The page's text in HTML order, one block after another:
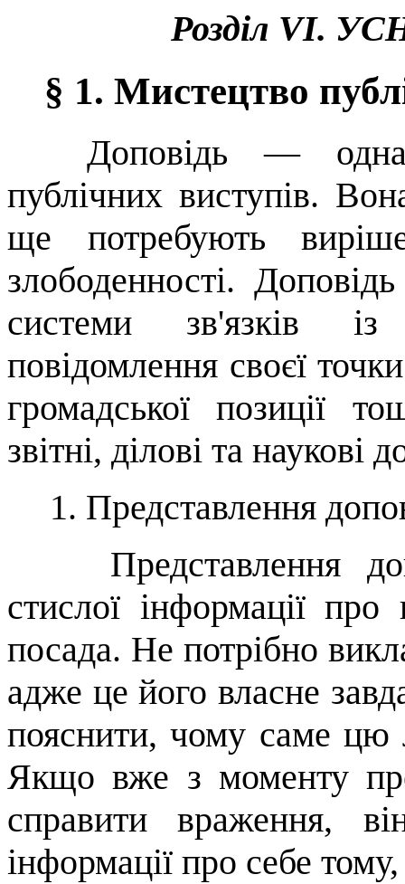
Розділ VI.
§ 1. Мистецтво
Доповідь—
публічних виступів.
ще потребують
злободенності.
системи зв'язків із
повідомлення своєї
громадської позиції
звітні, ділові та наукові
1. Представлення
Представлення
стислої інфор­мації
посада. Не потрібно
адже це його власне
пояснити, чому саме цю
Якщо вже з моменту
справити враження,
інформа­ції про себе